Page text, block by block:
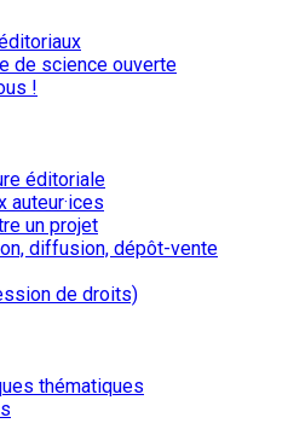
de science ouverte
!
éditoriale
auteur·ices
un projet
diffusion, dépôt-vente
de droits)
thématiques